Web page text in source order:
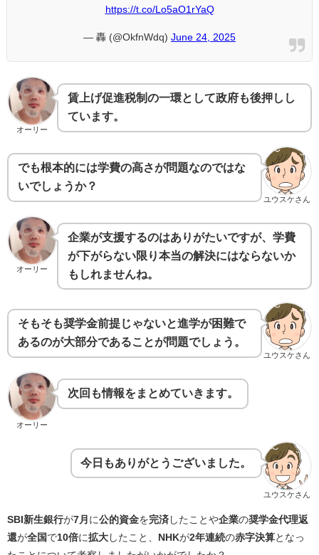
https://t.co/Lo5aO1rYaQ
— 轟 (@OkfnWdq) June 24, 2025
オーリー
賃上げ促進税制の一環として政府も後押しし
ています。
ユウスケさん
でも根本的には学費の高さが問題なのではな
いでしょうか？
オーリー
企業が支援するのはありがたいですが、学費
が下がらない限り本当の解決にはならないか
もしれませんね。
ユウスケさん
そもそも奨学金前提じゃないと進学が困難で
あるのが大部分であることが問題でしょう。
オーリー
次回も情報をまとめていきます。
ユウスケさん
今日もありがとうございました。
SBI新生銀行が7月 に公的資金を完済 したことや企業の奨学金代理返
還が全国 で10倍に拡大 したこと、 NHKが2年連続の赤字決算 となっ